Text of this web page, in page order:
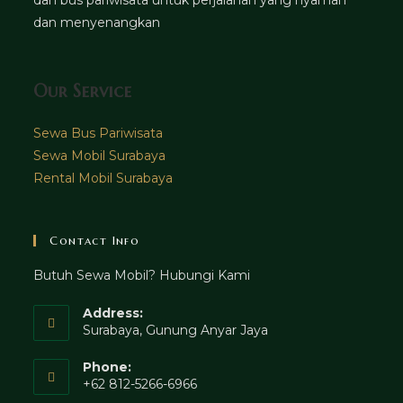
dan menyenangkan
Our Service
Sewa Bus Pariwisata
Sewa Mobil Surabaya
Rental Mobil Surabaya
Contact Info
Butuh Sewa Mobil? Hubungi Kami
Address:
Surabaya, Gunung Anyar Jaya
Phone:
+62 812-5266-6966